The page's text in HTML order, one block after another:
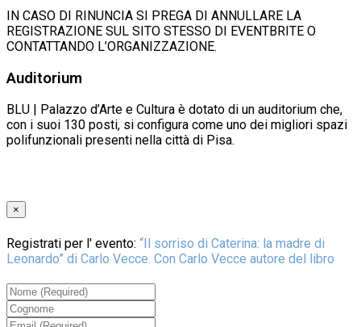
IN CASO DI RINUNCIA SI PREGA DI ANNULLARE LA
REGISTRAZIONE SUL SITO STESSO DI EVENTBRITE O
CONTATTANDO L’ORGANIZZAZIONE.
Auditorium
BLU | Palazzo d’Arte e Cultura è dotato di un auditorium che,
con i suoi 130 posti, si configura come uno dei migliori spazi
polifunzionali presenti nella città di Pisa.
×
Registrati per l' evento: “Il sorriso di Caterina: la madre di
Leonardo” di Carlo Vecce. Con Carlo Vecce autore del libro